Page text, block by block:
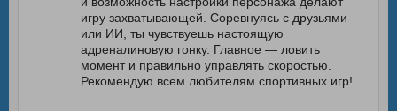
игру захватывающей. Соревнуясь с друзьями
или ИИ, ты чувствуешь настоящую
адреналиновую гонку. Главное — ловить
момент и правильно управлять скоростью.
Рекомендую всем любителям спортивных игр!